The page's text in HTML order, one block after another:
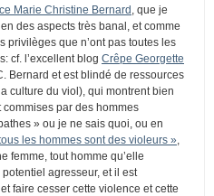
Marie Christine Bernard , que je
des aspects très banal, et comme
privilèges que n’ont pas toutes les
cf. l’excellent blog Crêpe Georgette
Bernard et est blindé de ressources
culture du viol), qui montrent bien
par des hommes
» ou je ne sais quoi, ou en
les hommes sont des violeurs »
femme, tout homme qu’elle
agresseur, et il est
faire cesser cette violence et cette